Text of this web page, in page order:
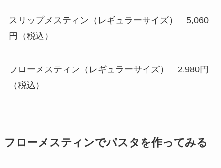
スリップメスティン（レギュラーサイズ） 5,060
円（税込）
フローメスティン（レギュラーサイズ） 2,980円
（税込）
フローメスティンでパスタを作ってみる